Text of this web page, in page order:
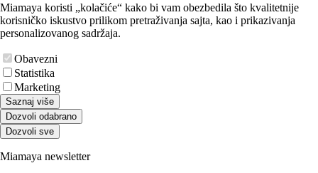
Miamaya koristi „kolačiće“ kako bi vam obezbedila što kvalitetnije
korisničko iskustvo prilikom pretraživanja sajta, kao i prikazivanja
personalizovanog sadržaja.
Obavezni
Statistika
Marketing
Saznaj više
Dozvoli odabrano
Dozvoli sve
Miamaya newsletter